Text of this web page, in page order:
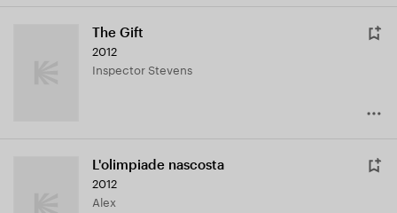
The Gift
2012
Inspector Stevens
L'olimpiade nascosta
2012
Alex